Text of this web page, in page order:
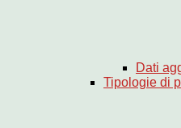
Dati
Tipologie di